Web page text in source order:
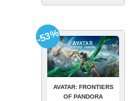
AVATAR: FRONTIERS
OF PANDORA
-53%